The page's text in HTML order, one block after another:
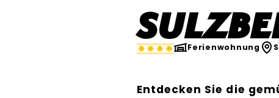
Ferienwohnung
Entdecken Sie die